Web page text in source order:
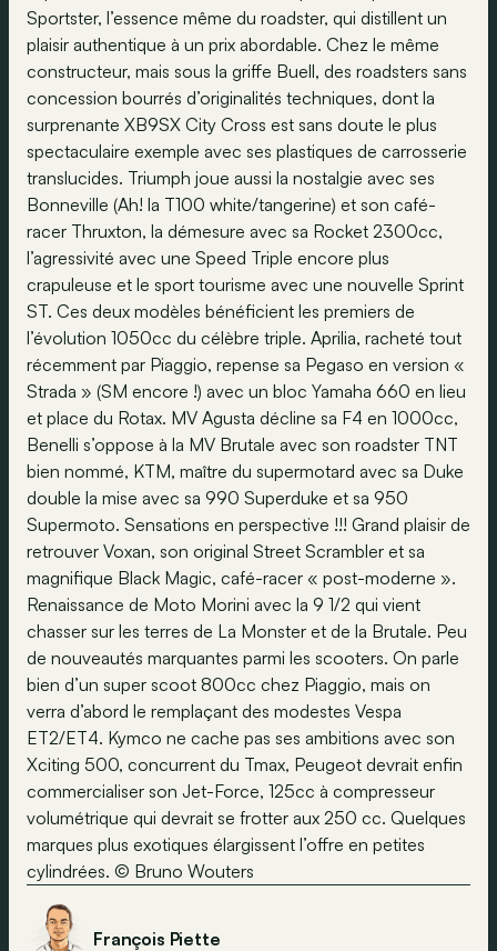
Sportster, l’essence même du roadster, qui distillent un
plaisir authentique à un prix abordable. Chez le même
constructeur, mais sous la griffe Buell, des roadsters sans
concession bourrés d’originalités techniques, dont la
surprenante XB9SX City Cross est sans doute le plus
spectaculaire exemple avec ses plastiques de carrosserie
translucides. Triumph joue aussi la nostalgie avec ses
Bonneville (Ah! la T100 white/tangerine) et son café-
racer Thruxton, la démesure avec sa Rocket 2300cc,
l’agressivité avec une Speed Triple encore plus
crapuleuse et le sport tourisme avec une nouvelle Sprint
ST. Ces deux modèles bénéficient les premiers de
l’évolution 1050cc du célèbre triple. Aprilia, racheté tout
récemment par Piaggio, repense sa Pegaso en version «
Strada » (SM encore !) avec un bloc Yamaha 660 en lieu
et place du Rotax. MV Agusta décline sa F4 en 1000cc,
Benelli s’oppose à la MV Brutale avec son roadster TNT
bien nommé, KTM, maître du supermotard avec sa Duke
double la mise avec sa 990 Superduke et sa 950
Supermoto. Sensations en perspective !!! Grand plaisir de
retrouver Voxan, son original Street Scrambler et sa
magnifique Black Magic, café-racer « post-moderne ».
Renaissance de Moto Morini avec la 9 1/2 qui vient
chasser sur les terres de La Monster et de la Brutale. Peu
de nouveautés marquantes parmi les scooters. On parle
bien d’un super scoot 800cc chez Piaggio, mais on
verra d’abord le remplaçant des modestes Vespa
ET2/ET4. Kymco ne cache pas ses ambitions avec son
Xciting 500, concurrent du Tmax, Peugeot devrait enfin
commercialiser son Jet-Force, 125cc à compresseur
volumétrique qui devrait se frotter aux 250 cc. Quelques
marques plus exotiques élargissent l’offre en petites
cylindrées. © Bruno Wouters
François Piette